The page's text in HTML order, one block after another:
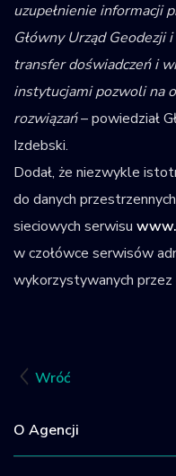
Wróć
O Agencji
uzupełnienie informacji
Główny Urząd Geodezji
transfer doświadczeń i
instytucjami pozwoli na
rozwiązań– powiedział
Izdebski.
Dodał, że niezwykle
do danych
sieciowych serwisu
w czołówce serwisów
wykorzystywanych